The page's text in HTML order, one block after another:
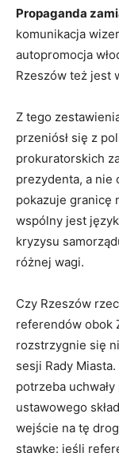
Propaganda
komunikacja
autopromocja
Rzeszów też jest
Z tego
przeniósł się z
prokuratorskich
prezydenta, a nie
pokazuje granicę
wspólny jest
kryzysu
różnej wagi.
Czy Rzeszów
referendów obok
rozstrzygnie się
sesji Rady
potrzeba
ustawowego
wejście na tę
stawkę: jeśli